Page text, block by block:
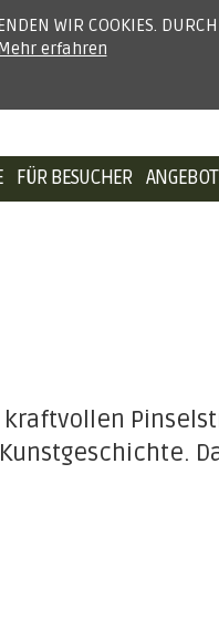
FÜR BESUCHER
WIR COOKIES.
erfahren